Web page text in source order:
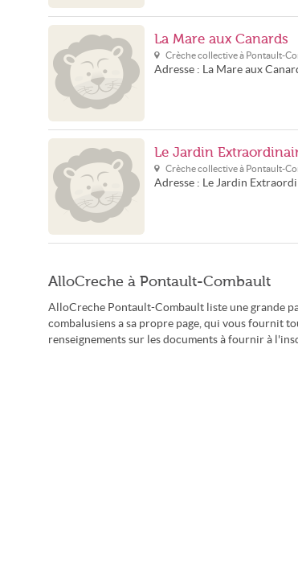
La Mare aux Canards
Crèche collective à Pontault-
Adresse : La Mare aux
Le Jardin
Crèche collective à Pontault-
Adresse : Le Jardin
AlloCreche à Pontault-Combault
AlloCreche Pontault-Combault liste une grande
combalusiens a sa propre page, qui vous fournit
renseignements sur les documents à fournir à